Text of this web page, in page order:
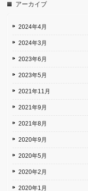
アーカイブ
2024年4月
2024年3月
2023年6月
2023年5月
2021年11月
2021年9月
2021年8月
2020年9月
2020年5月
2020年2月
2020年1月